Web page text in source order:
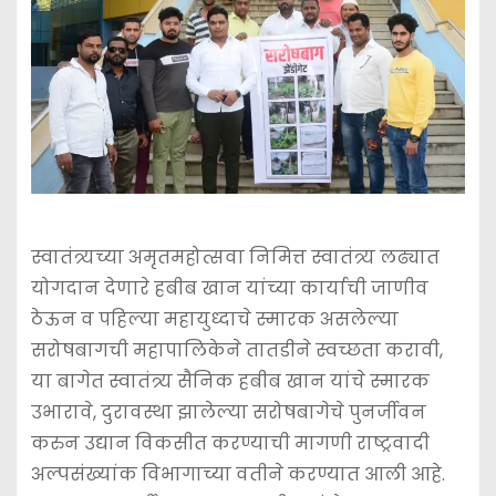
स्वातंत्र्यच्या अमृतमहोत्सवा निमित्त स्वातंत्र्य लढ्यात
योगदान देणारे हबीब खान यांच्या कार्याची जाणीव
ठेऊन व पहिल्या महायुध्दाचे स्मारक असलेल्या
सरोषबागची महापालिकेने तातडीने स्वच्छता करावी,
या बागेत स्वातंत्र्य सैनिक हबीब खान यांचे स्मारक
उभारावे, दुरावस्था झालेल्या सरोषबागेचे पुनर्जीवन
करुन उद्यान विकसीत करण्याची मागणी राष्ट्रवादी
अल्पसंख्यांक विभागाच्या वतीने करण्यात आली आहे.